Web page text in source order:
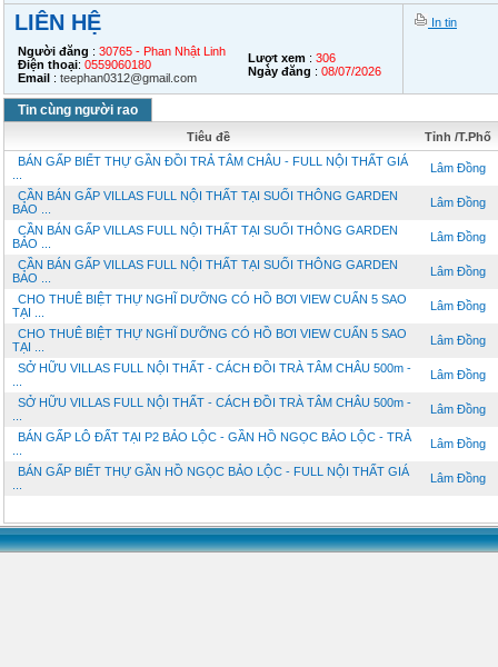
LIÊN HỆ
Người đăng : 30765 - Phan Nhật Linh
Điện thoại: 0559060180
Email : teephan0312@gmail.com
Lượt xem : 306
Ngày đăng : 08/07/2026
In tin
Tin cùng người rao
Tiêu đề
Tỉnh /T.Phố
BÁN GẤP BIẾT THỰ GẦN ĐỒI TRẢ TÂM CHÂU - FULL NỘI THẤT GIÁ
Lâm Đồng
CẦN BÁN GẤP VILLAS FULL NỘI THẤT TẠI SUỐI THÔNG GARDEN
BẢO ...
Lâm Đồng
CẦN BÁN GẤP VILLAS FULL NỘI THẤT TẠI SUỐI THÔNG GARDEN
BẢO ...
Lâm Đồng
CẦN BÁN GẤP VILLAS FULL NỘI THẤT TẠI SUỐI THÔNG GARDEN
BẢO ...
Lâm Đồng
CHO THUÊ BIỆT THỰ NGHĨ DƯỠNG CÓ HỒ BƠI VIEW CUẨN 5 SAO
TẠI ...
Lâm Đồng
CHO THUÊ BIỆT THỰ NGHĨ DƯỠNG CÓ HỒ BƠI VIEW CUẨN 5 SAO
TẠI ...
Lâm Đồng
SỞ HỮU VILLAS FULL NỘI THẤT - CÁCH ĐỒI TRÀ TÂM CHÂU 500m -
Lâm Đồng
SỞ HỮU VILLAS FULL NỘI THẤT - CÁCH ĐỒI TRÀ TÂM CHÂU 500m -
Lâm Đồng
BÁN GẤP LÔ ĐẤT TẠI P2 BẢO LỘC - GẦN HỒ NGỌC BẢO LỘC - TRẢ
Lâm Đồng
BÁN GẤP BIẾT THỰ GẦN HỒ NGỌC BẢO LỘC - FULL NỘI THẤT GIÁ
Lâm Đồng